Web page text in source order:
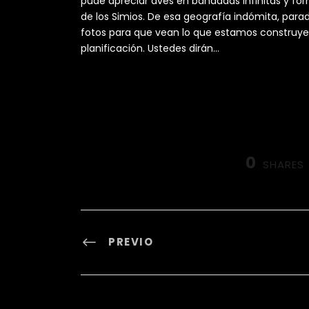
de los Simios. De esa geografía indómita,
fotos para que vean lo que estamos
planificación. Ustedes dirán…
0 SHARES
PREVIO